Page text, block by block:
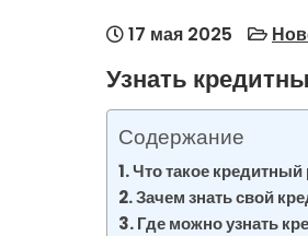
17 мая 2025
Узнать
Содержание
Что такое кредитный
Зачем знать свой
Где можно узнать